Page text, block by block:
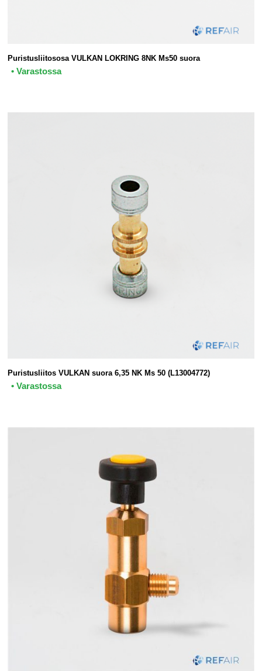
Puristusliitososa VULKAN LOKRING 8NK Ms50 suora
• Varastossa
Puristusliitos VULKAN suora 6,35 NK Ms 50 (L13004772)
• Varastossa